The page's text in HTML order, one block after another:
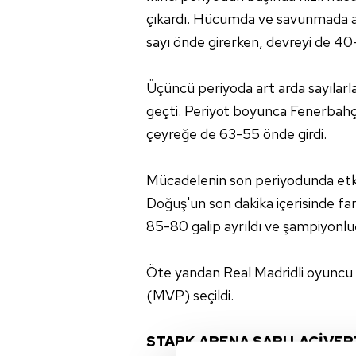
çıkardı. Hücumda ve savunmada
sayı önde girerken, devreyi de
Üçüncü periyoda art arda
geçti. Periyot boyunca
çeyreğe de 63-55 önde girdi.
Mücadelenin son periyodunda
Doğuş'un son dakika içerisinde
85-80 galip ayrıldı ve
Öte yandan Real Madridli
(MVP) seçildi.
STARK ARENA SARI